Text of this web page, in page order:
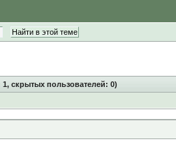
1, скрытых пользователей: 0)